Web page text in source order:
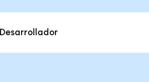
Desarrollador